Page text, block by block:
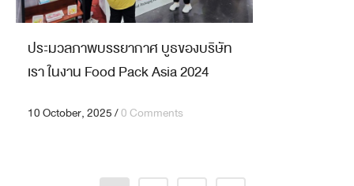
ประมวลภาพบรรยากาศ บูธของบริษัท
เรา ในงาน Food Pack Asia 2024
10 October, 2025/0 Comments